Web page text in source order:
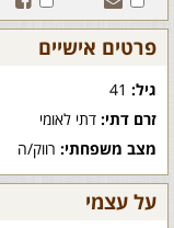
פרטים אישיים
גיל:
זרם דתי: דתי לאומי
מצב משפחתי: רווק/ה
על עצמי